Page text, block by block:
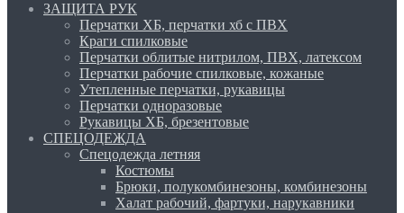
ЗАЩИТА РУК
Перчатки ХБ, перчатки хб с ПВХ
Краги спилковые
Перчатки облитые нитрилом, ПВХ, латексом
Перчатки рабочие спилковые, кожаные
Утепленные перчатки, рукавицы
Перчатки одноразовые
Рукавицы ХБ, брезентовые
СПЕЦОДЕЖДА
Спецодежда летняя
Костюмы
Брюки, полукомбинезоны, комбинезоны
Халат рабочий, фартуки, нарукавники